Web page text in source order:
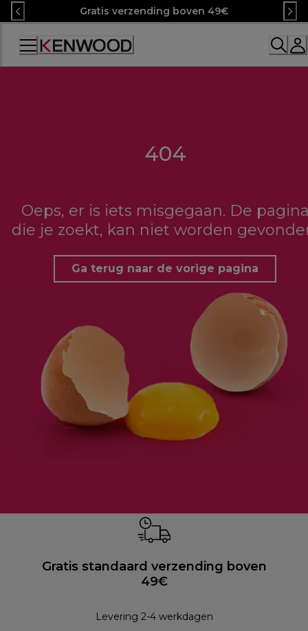
Skip
to
Content
Gratis verzending boven 49€
404
Oeps, er is iets misgegaan. De
die je zoekt, kan niet worden
Ga terug naar de vorige pagina
Gratis standaard verzending boven
49€
Levering 2-4 werkdagen